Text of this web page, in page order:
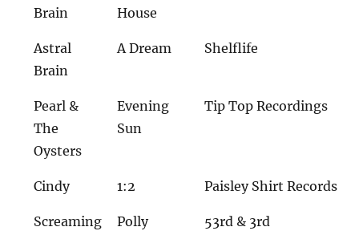
Brain
House
Astral
Brain
A Dream Shelflife
Pearl &
The
Oysters
Evening
Sun
Tip Top Recordings
Cindy 1:2 Paisley Shirt Records
Screaming
Polly
53rd & 3rd